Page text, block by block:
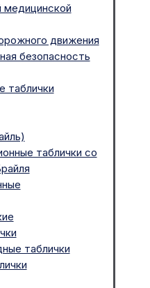
медицинской
движения
безопасность
таблички
таблички со
таблички